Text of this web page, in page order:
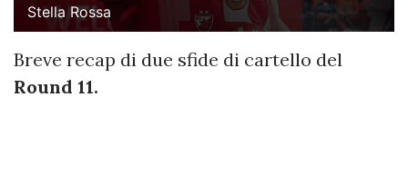
Stella Rossa
Breve recap di due sfide di cartello del
Round 11.